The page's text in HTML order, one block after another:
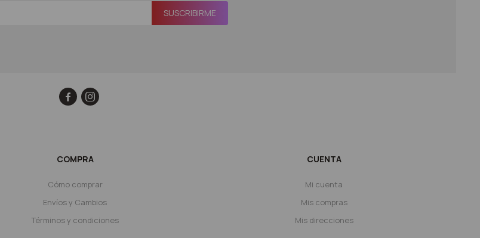
COMPRA
Cómo comprar
Envíos y Cambios
Términos y condiciones
CUENTA
Mi cuenta
Mis compras
Mis direcciones
SUSCRIBIRME
 